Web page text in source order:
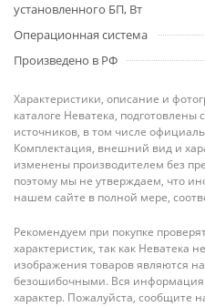
установленного БП, Вт
Операционная система
Произведено в РФ
Характеристики, описание и
каталоге Неватека,
источников, в том числе
Комплектация, внешний вид и
изменены производителем без
поэтому мы не утверждаем, что
нашем сайте в полной мере,
Рекомендуем при покупке
характеристик, так как Неватека
изображения товаров являются
безошибочными. Вся информация
характер. Пожалуйста, сообщите